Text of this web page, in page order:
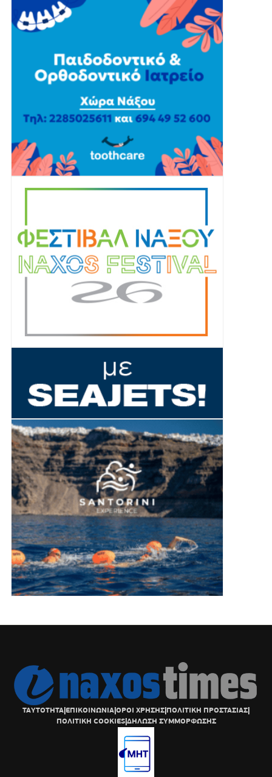
ΤΑΥΤΟΤΗΤΑ|ΕΠΙΚΟΙΝΩΝΙΑ|ΟΡΟΙ ΧΡΗΣΗΣ|ΠΟΛΙΤΙΚΗ ΠΡΟΣΤΑΣΙΑΣ|
ΠΟΛΙΤΙΚΗ COOKIES|ΔΗΛΩΣΗ ΣΥΜΜΟΡΦΩΣΗΣ